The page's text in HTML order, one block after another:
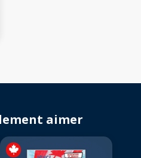
aimer